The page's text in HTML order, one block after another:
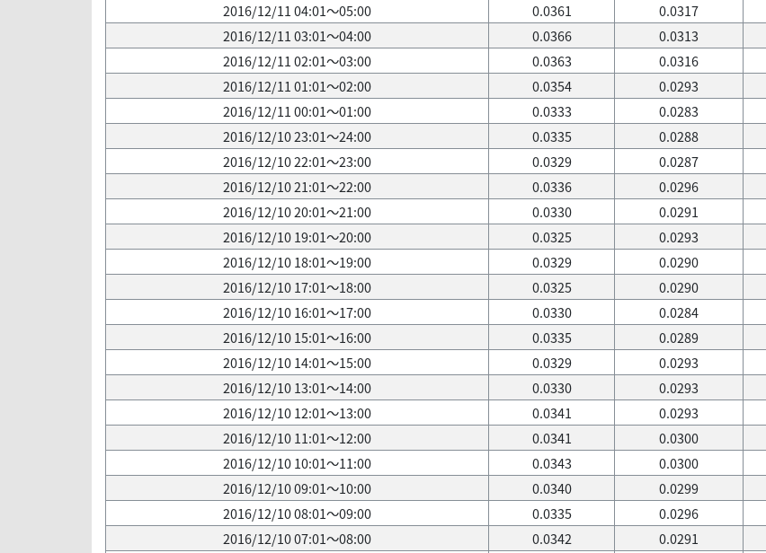
2016/12/11 04:01～05:00
0.0361 0.0317
2016/12/11 03:01～04:00
0.0366 0.0313
2016/12/11 02:01～03:00
0.0363 0.0316
2016/12/11 01:01～02:00
0.0354 0.0293
2016/12/11 00:01～01:00
0.0333 0.0283
2016/12/10 23:01～24:00
0.0335 0.0288
2016/12/10 22:01～23:00
0.0329 0.0287
2016/12/10 21:01～22:00
0.0336 0.0296
2016/12/10 20:01～21:00
0.0330 0.0291
2016/12/10 19:01～20:00
0.0325 0.0293
2016/12/10 18:01～19:00
0.0329 0.0290
2016/12/10 17:01～18:00
0.0325 0.0290
2016/12/10 16:01～17:00
0.0330 0.0284
2016/12/10 15:01～16:00
0.0335 0.0289
2016/12/10 14:01～15:00
0.0329 0.0293
2016/12/10 13:01～14:00
0.0330 0.0293
2016/12/10 12:01～13:00
0.0341 0.0293
2016/12/10 11:01～12:00
0.0341 0.0300
2016/12/10 10:01～11:00
0.0343 0.0300
2016/12/10 09:01～10:00
0.0340 0.0299
2016/12/10 08:01～09:00
0.0335 0.0296
2016/12/10 07:01～08:00
0.0342 0.0291